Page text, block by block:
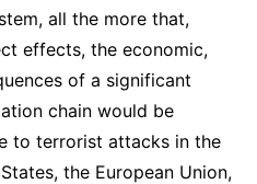
all the more that,
effects, the economic,
of a significant
chain would be
to terrorist attacks in the
the European Union,